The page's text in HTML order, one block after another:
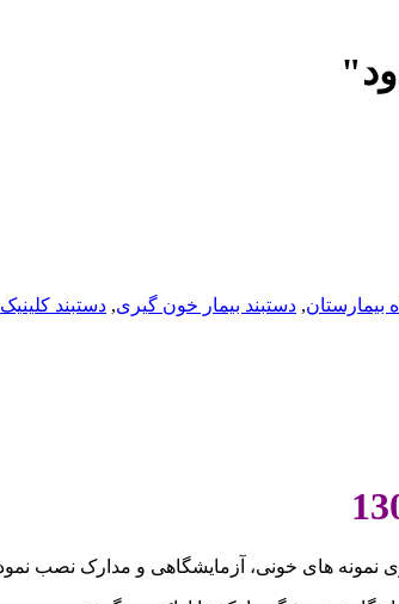
"
بیمارستان, دستبند بیمار خون گیری, دستبند کلینیک